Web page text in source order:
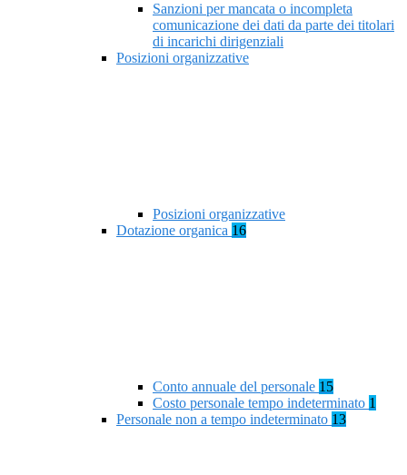
Sanzioni per mancata o incompleta
comunicazione dei dati da parte dei titolari
di incarichi dirigenziali
Posizioni organizzative
Posizioni organizzative
Dotazione organica 16
Conto annuale del personale 15
Costo personale tempo indeterminato 1
Personale non a tempo indeterminato 13